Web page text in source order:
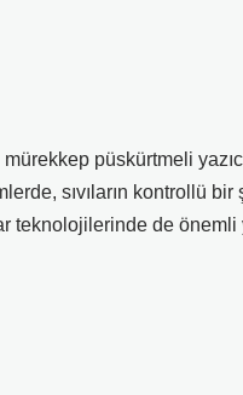
püskürtmeli
sıvıların kontrollü
teknolojilerinde de önemli